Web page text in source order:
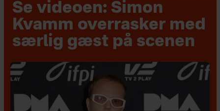
Se videoen: Simon
Kvamm overrasker med
særlig gæst på scenen